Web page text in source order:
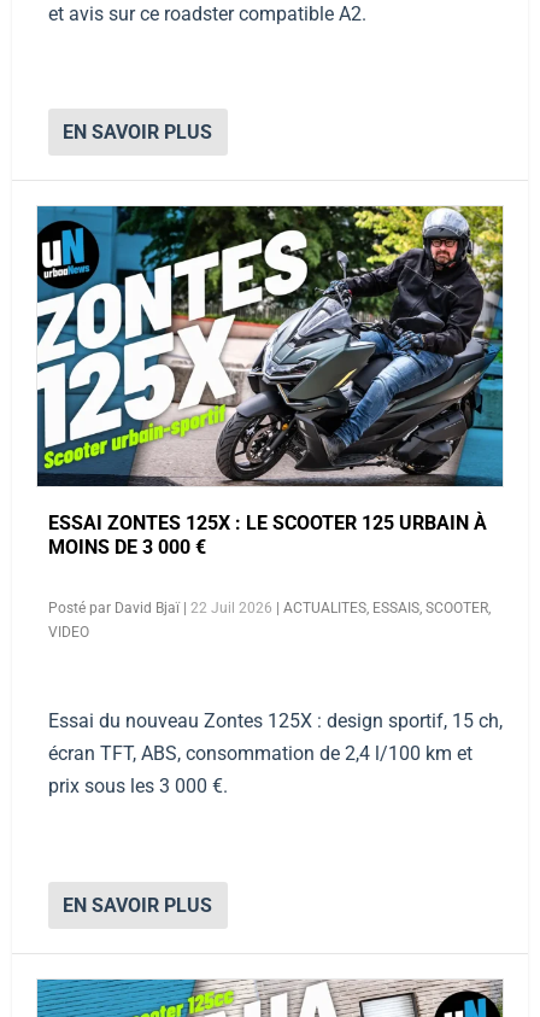
et avis sur ce roadster compatible A2.
EN SAVOIR PLUS
ESSAI ZONTES 125X : LE SCOOTER 125 URBAIN À
MOINS DE 3 000 €
Posté par David Bjaï| 22 Juil 2026 | ACTUALITES ESSAIS SCOOTER
VIDEO
Essai du nouveau Zontes 125X : design sportif, 15 ch,
écran TFT, ABS, consommation de 2,4 l/100 km et
prix sous les 3 000 €.
EN SAVOIR PLUS